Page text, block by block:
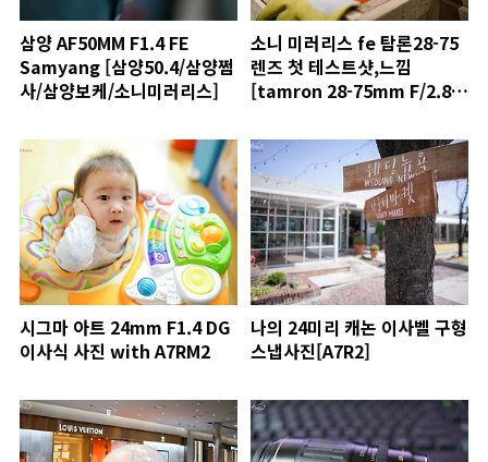
삼양 AF50MM F1.4 FE
Samyang [삼양50.4/삼양쩜
사/삼양보케/소니미러리스]
소니 미러리스 fe 탐론28-75
렌즈 첫 테스트샷,느낌
[tamron 28-75mm F/2.8
시그마 아트 24mm F1.4 DG
이사식 사진 with A7RM2
나의 24미리 캐논 이사벨 구형
스냅사진[A7R2]